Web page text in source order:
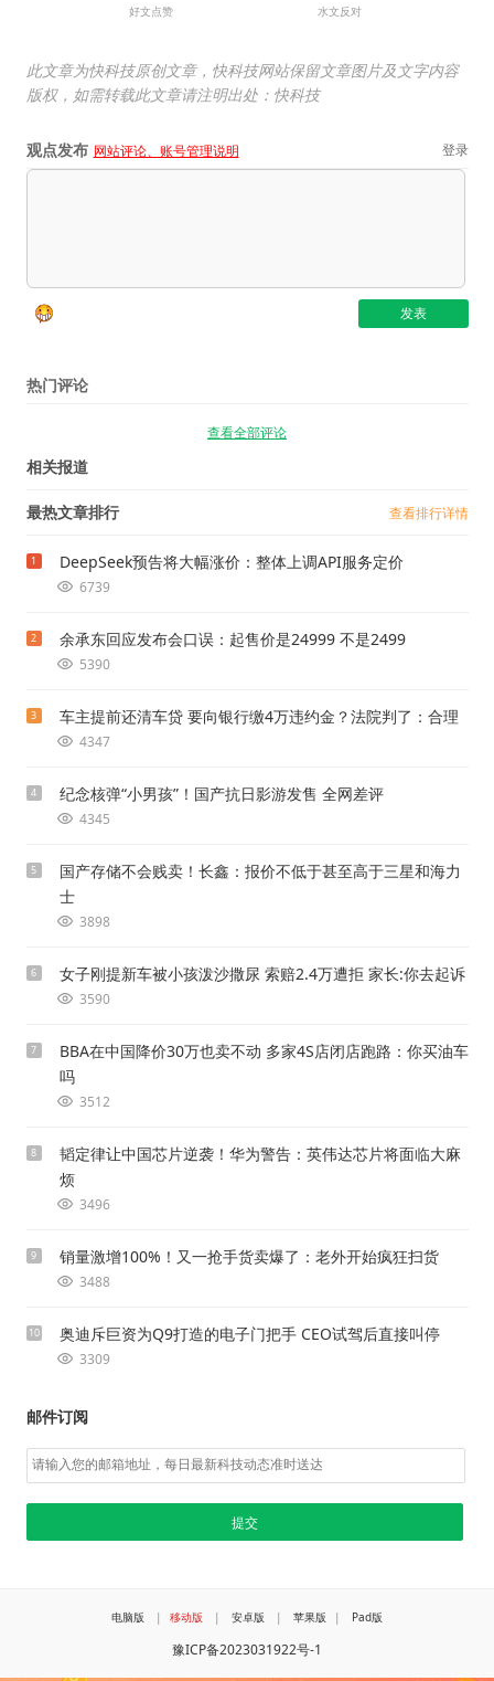
好文点赞 水文反对
此文章为快科技原创文章，快科技网站保留文章图片及文字内容
版权，如需转载此文章请注明出处：快科技
观点发布 网站评论、账号管理说明 登录
热门评论
查看全部评论
相关报道
最热文章排行 查看排行详情
1 DeepSeek预告将大幅涨价：整体上调API服务定价
6739
2 余承东回应发布会口误：起售价是24999 不是2499
5390
3 车主提前还清车贷 要向银行缴4万违约金？法院判了：合理
4347
4 纪念核弹“小男孩”！国产抗日影游发售 全网差评
4345
5
国产存储不会贱卖！长鑫：报价不低于甚至高于三星和海力
士
3898
6 女子刚提新车被小孩泼沙撒尿 索赔2.4万遭拒 家长:你去起诉
3590
7
BBA在中国降价30万也卖不动 多家4S店闭店跑路：你买油车
吗
3512
8
韬定律让中国芯片逆袭！华为警告：英伟达芯片将面临大麻
烦
3496
9 销量激增100%！又一抢手货卖爆了：老外开始疯狂扫货
3488
10 奥迪斥巨资为Q9打造的电子门把手 CEO试驾后直接叫停
3309
邮件订阅
电脑版 | 移动版 | 安卓版 | 苹果版 | Pad版
豫ICP备2023031922号-1